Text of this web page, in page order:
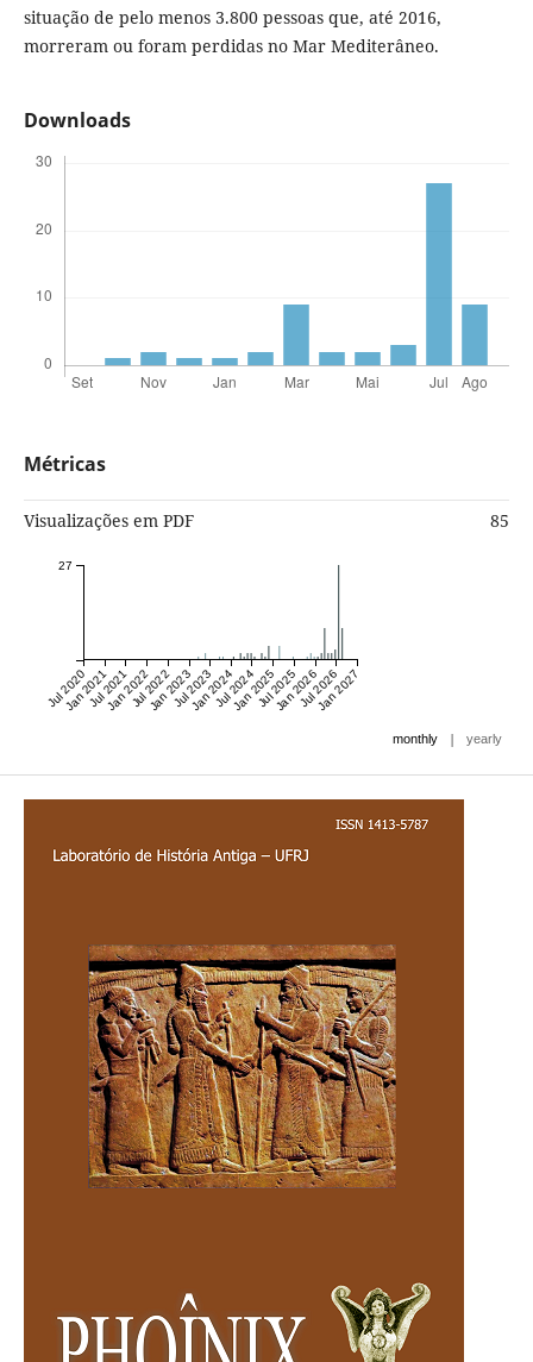
situação de pelo menos 3.800 pessoas que, até 2016,
morreram ou foram perdidas no Mar Mediterâneo.
Downloads
Métricas
Visualizações em PDF 85
Jul 2020
Jan 2021Jul 2021
Jan 2022Jul 2022
Jan 2023Jul 2023
Jan 2024Jul 2024
Jan 2025Jul 2025
Jan 2026Jul 2026
Jan 2027
27
monthly | yearly